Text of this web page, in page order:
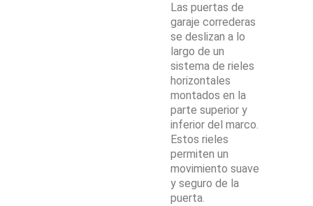
Las puertas de
garaje correderas
se deslizan a lo
largo de un
sistema de rieles
horizontales
montados en la
parte superior y
inferior del marco.
Estos rieles
permiten un
movimiento suave
y seguro de la
puerta.